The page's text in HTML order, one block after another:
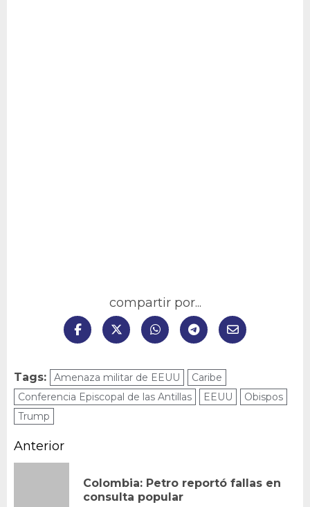
compartir por...
Tags: Amenaza militar de EEUU
Caribe
Conferencia Episcopal de las Antillas
EEUU
Obispos
Trump
Navegación
entradas
Anterior
Colombia: Petro reportó fallas en
consulta popular